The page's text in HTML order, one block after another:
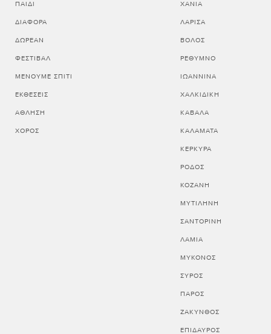
ΠΑΙΔΊ
ΔΙΆΦΟΡΑ
ΔΩΡΕΆΝ
ΦΕΣΤΙΒΆΛ
ΜΈΝΟΥΜΕ ΣΠΊΤΙ
ΕΚΘΈΣΕΙΣ
ΆΘΛΗΣΗ
ΧΟΡΌΣ
ΧΑΝΙΑ
ΛΑΡΙΣΑ
ΒΟΛΟΣ
ΡΕΘΥΜΝΟ
ΙΩΑΝΝΙΝΑ
ΧΑΛΚΙΔΙΚΗ
ΚΑΒΑΛΑ
ΚΑΛΑΜΑΤΑ
ΚΕΡΚΥΡΑ
ΡΟΔΟΣ
ΚΟΖΑΝΗ
ΜΥΤΙΛΗΝΗ
ΣΑΝΤΟΡΙΝΗ
ΛΑΜΙΑ
ΜΥΚΟΝΟΣ
ΣΥΡΟΣ
ΠΑΡΟΣ
ΖΑΚΥΝΘΟΣ
ΕΠΙΔΑΥΡΟΣ